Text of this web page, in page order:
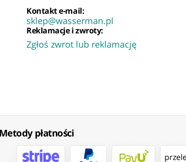
Kontakt e-mail:
sklep@wasserman.pl
Reklamacje i zwroty:
Zgłoś zwrot lub reklamację
Metody płatności